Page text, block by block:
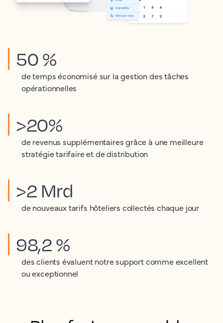
50 %
de temps économisé sur la gestion des tâches
opérationnelles
>20%
de revenus supplémentaires grâce à une meilleure
stratégie tarifaire et de distribution
>2 Mrd
de nouveaux tarifs hôteliers collectés chaque jour
98,2 %
des clients évaluent notre support comme excellent
ou exceptionnel